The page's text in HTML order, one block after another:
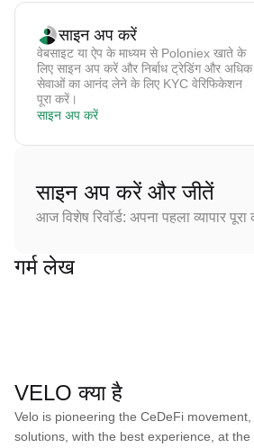
साइन अप करें
वेबसाइट या ऐप के माध्यम से Poloniex खाते के
लिए साइन अप करें और निर्बाध ट्रेडिंग और अधिक
सेवाओं का आनंद लेने के लिए KYC वेरिफिकेशन
पूरा करें।
साइन अप करें
साइन अप करें और जीतें
आज विशेष रिवॉर्ड: अपना पहला व्यापार
गर्म लेख
VELO क्या है
Velo is pioneering the CeDeFi
solutions, with the best experience, at